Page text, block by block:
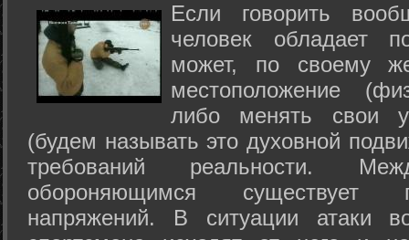
Если говорить
человек обладает
может, по своему
местоположение
либо менять свои
(будем называть это духовной
требований реальности.
обороняющимся существует
напряжений. В ситуации атаки